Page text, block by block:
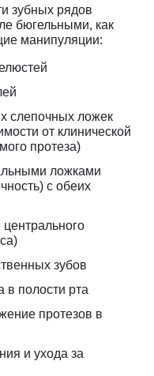
зубных рядов
бюгельными, как
манипуляции:
слепочных ложек
от клинической
протеза)
ложками
с обеих
зубов
в полости рта
протезов в
и ухода за